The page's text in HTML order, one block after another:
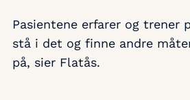
Pasientene erfarer og trener
stå i det og finne andre
på, sier Flatås.